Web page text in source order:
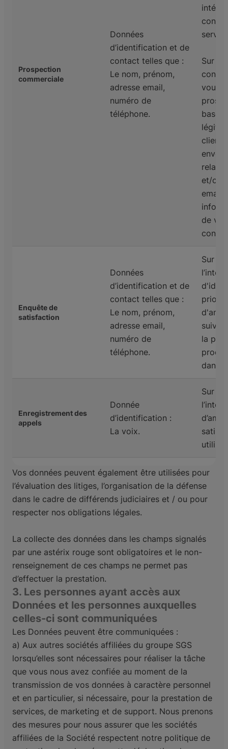
Prospection
commerciale
Données
d’identification et de
contact telles que :
Le nom, prénom,
adresse email,
numéro de
téléphone.
Sur la
vous
base
client
et/ou
de
Enquête de
satisfaction
Données
d’identification et de
contact telles que :
Le nom, prénom,
adresse email,
numéro de
téléphone.
Sur la
suivre
la
dans
Enregistrement des
appels
Donnée
d’identification :
La voix.
Sur la
Vos données peuvent également être utilisées pour
l’évaluation des litiges, l’organisation de la défense
dans le cadre de différends judiciaires et / ou pour
respecter nos obligations légales.
La collecte des données dans les champs signalés
par une astérix rouge sont obligatoires et le non-
renseignement de ces champs ne permet pas
d’effectuer la prestation.
3. Les personnes ayant accès aux
Données et les personnes auxquelles
celles-ci sont communiquées
Les Données peuvent être communiquées :
a) Aux autres sociétés affiliées du groupe SGS
lorsqu’elles sont nécessaires pour réaliser la tâche
que vous nous avez confiée au moment de la
transmission de vos données à caractère personnel
et en particulier, si nécessaire, pour la prestation de
services, de marketing et de support. Nous prenons
des mesures pour nous assurer que les sociétés
affiliées de la Société respectent notre politique de